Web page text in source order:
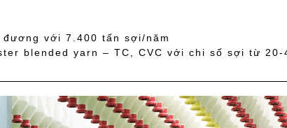
với 7.400 tấn sợi/năm
blended yarn – TC, CVC với chi số sợi từ 20-